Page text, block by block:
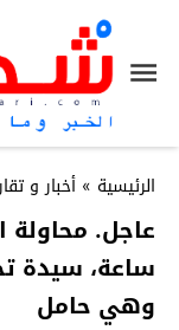
الرئيسية » أخبار و
ساعة، سيدة
وهي حامل